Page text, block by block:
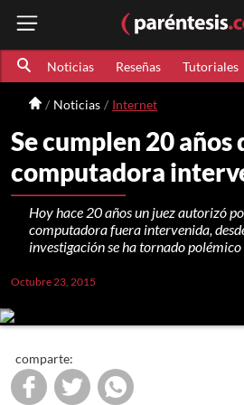
Noticias Reseñas Tutoriales
Noticias Internet
Se cumplen 20
computadora
Hoy hace 20 años un juez autorizó
computadora fuera intervenida,
investigación se ha tornado polémico
Octubre 23, 2015
comparte: